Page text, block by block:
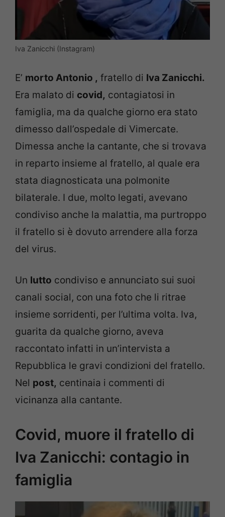
Iva Zanicchi (Instagram)
E’ morto Antonio , fratello di Iva Zanicchi.
Era malato di covid, contagiatosi in
famiglia, ma da qualche giorno era stato
dimesso dall’ospedale di Vimercate.
Dimessa anche la cantante, che si trovava
in reparto insieme al fratello, al quale era
stata diagnosticata una polmonite
bilaterale. I due, molto legati, avevano
condiviso anche la malattia, ma purtroppo
il fratello si è dovuto arrendere alla forza
del virus.
Un lutto condiviso e annunciato sui suoi
canali social, con una foto che li ritrae
insieme sorridenti, per l’ultima volta. Iva,
guarita da qualche giorno, aveva
raccontato infatti in un’intervista a
Repubblica le gravi condizioni del fratello.
Nel post, centinaia i commenti di
vicinanza alla cantante.
Covid, muore il fratello di
Iva Zanicchi: contagio in
famiglia